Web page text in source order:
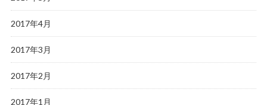
2017年4月
2017年3月
2017年2月
2017年1月